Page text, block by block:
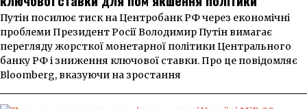
Путін посилює тиск на Центробанк РФ через економічні
проблеми Президент Росії Володимир Путін вимагає
перегляду жорсткої монетарної політики Центрального
банку РФ і зниження ключової ставки. Про це повідомляє
Bloomberg, вказуючи на зростання